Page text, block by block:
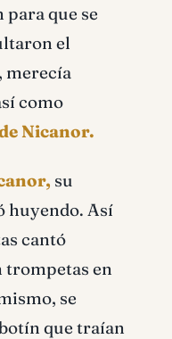
que se
el
merecía
como
Nicanor.
su
huyendo. Así
cantó
en
se
que traían